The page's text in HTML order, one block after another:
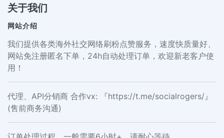
关于我们
网站介绍
我们提供各类海外社交网络刷粉点赞服务，速度快质量好、
网站免注册匿名下单，24h自动处理订单，欢迎新老客户使
用！
代理、API分销商 合作vx: 『https://t.me/socialrogers/』
(售前商务沟通)